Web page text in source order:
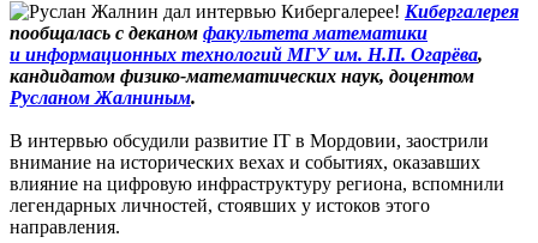
Кибергалерея
пообщалась с деканом факультета математики
и информационных технологий МГУ им. Н.П. Огарёва,
кандидатом физико-математических наук, доцентом
Русланом Жалниным.
В интервью обсудили развитие IT в Мордовии, заострили
внимание на исторических вехах и событиях, оказавших
влияние на цифровую инфраструктуру региона, вспомнили
легендарных личностей, стоявших у истоков этого
направления.